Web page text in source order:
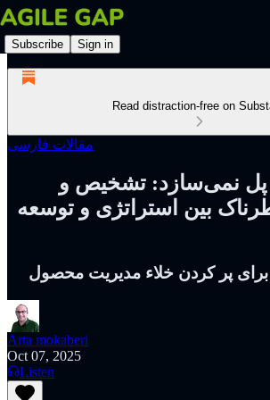
Subscribe Sign in
Read distraction-free on
مقالات فارسی
نمی‌سازد: تشخیص و
بین استراتژی و توسعه
پر کردن خلاء مدیریت محصول
Arta mokaberi
Oct 07, 2025
Listen